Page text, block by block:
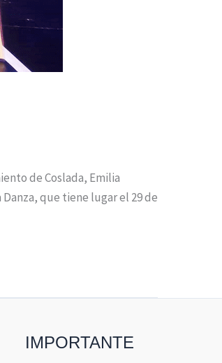
de Coslada, Emilia
que tiene lugar el 29 de
IMPORTANTE